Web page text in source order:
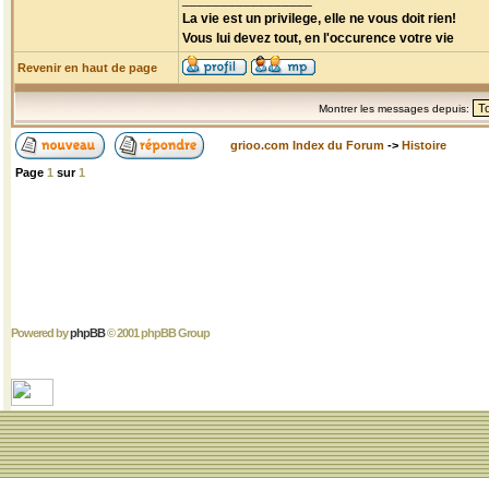
La vie est un privilege, elle ne vous doit rien!
Vous lui devez tout, en l'occurence votre vie
Revenir en haut de page
Montrer les messages depuis:
grioo.com Index du Forum -> Histoire
Page 1 sur1
Powered byphpBB© 2001 phpBB Group